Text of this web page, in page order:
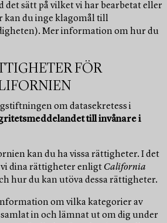
det sätt på vilket vi har bearbetat eller
kan du inge klagomål till
Mer information om hur du
FÖR
om datasekretess i
till invånare i
kan du ha vissa rättigheter. I det
dina rättigheter enligt California
hur du kan utöva dessa rättigheter.
om vilka kategorier av
in och lämnat ut om dig under